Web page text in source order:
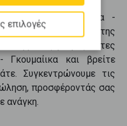
Ακρατα -
χαρτοφυλάκιο της
μεζονέτες
και βρείτε
Συγκεντρώνουμε τις
, προσφέροντάς σας
ανάγκη.
επιλογές